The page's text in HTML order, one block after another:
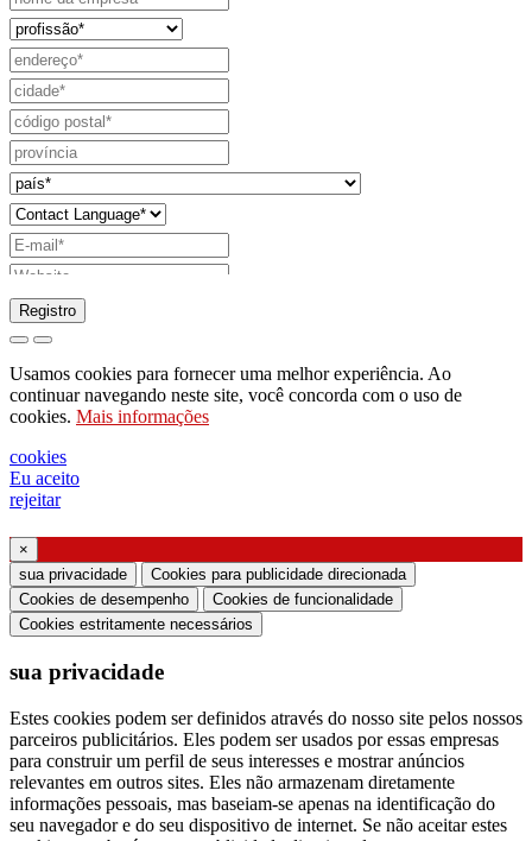
pedido para enviar catálogo
pedido para ser contactado pelo seu
representante de vendas
pedido de suporte ou projeto de iluminação
Solicitação de webinar ou treinamento sobre
Manifestação de consentimento (Artigo 7.º do
Regulamento da UE n.º 2016/679)
dos dados pessoais e concordo com o tratamento
dos meus dados pessoais.
Autorizo o processamento dos meus dados
pessoais para receber comunicações comerciais ou
de marketing da Ghidini Lighting Srl
Registro
Usamos cookies para fornecer uma melhor experiência. Ao
continuar navegando neste site, você concorda com o uso de
cookies. Mais informações
cookies
Eu aceito
rejeitar
×
sua privacidade
Cookies para publicidade direcionada
Cookies de desempenho
Cookies de funcionalidade
Cookies estritamente necessários
sua privacidade
Estes cookies podem ser definidos através do nosso site pelos nossos
parceiros publicitários. Eles podem ser usados ​​por essas empresas
para construir um perfil de seus interesses e mostrar anúncios
relevantes em outros sites. Eles não armazenam diretamente
informações pessoais, mas baseiam-se apenas na identificação do
seu navegador e do seu dispositivo de internet. Se não aceitar estes